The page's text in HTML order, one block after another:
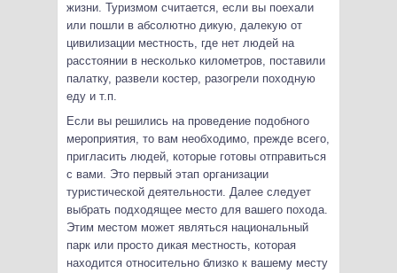
жизни. Туризмом считается, если вы поехали
или пошли в абсолютно дикую, далекую от
цивилизации местность, где нет людей на
расстоянии в несколько километров, поставили
палатку, развели костер, разогрели походную
еду и т.п.
Если вы решились на проведение подобного
мероприятия, то вам необходимо, прежде всего,
пригласить людей, которые готовы отправиться
с вами. Это первый этап организации
туристической деятельности. Далее следует
выбрать подходящее место для вашего похода.
Этим местом может являться национальный
парк или просто дикая местность, которая
находится относительно близко к вашему месту